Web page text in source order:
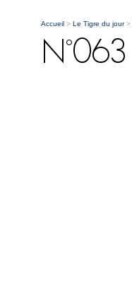
Accueil > Le Tigre du jour>